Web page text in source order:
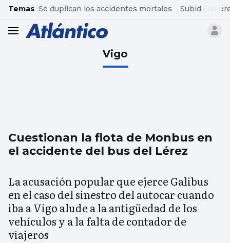
common.go-to-content
Temas Se duplican los accidentes mortales Subida de
header.menu.open
Vigo
Cuestionan la flota de Monbus en
el accidente del bus del Lérez
La acusación popular que ejerce Galibus
en el caso del sinestro del autocar cuando
iba a Vigo alude a la antigüedad de los
vehículos y a la falta de contador de
viajeros